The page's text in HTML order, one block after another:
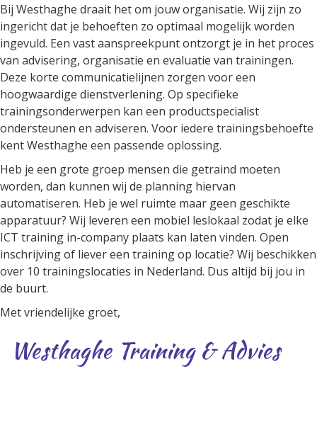
Bij Westhaghe draait het om jouw organisatie. Wij zijn zo
ingericht dat je behoeften zo optimaal mogelijk worden
ingevuld. Een vast aanspreekpunt ontzorgt je in het proces
van advisering, organisatie en evaluatie van trainingen.
Deze korte communicatielijnen zorgen voor een
hoogwaardige dienstverlening. Op specifieke
trainingsonderwerpen kan een productspecialist
ondersteunen en adviseren. Voor iedere trainingsbehoefte
kent Westhaghe een passende oplossing.
Heb je een grote groep mensen die getraind moeten
worden, dan kunnen wij de planning hiervan
automatiseren. Heb je wel ruimte maar geen geschikte
apparatuur? Wij leveren een mobiel leslokaal zodat je elke
ICT training in-company plaats kan laten vinden. Open
inschrijving of liever een training op locatie? Wij beschikken
over 10 trainingslocaties in Nederland. Dus altijd bij jou in
de buurt.
Met vriendelijke groet,
Westhaghe Training & Advies